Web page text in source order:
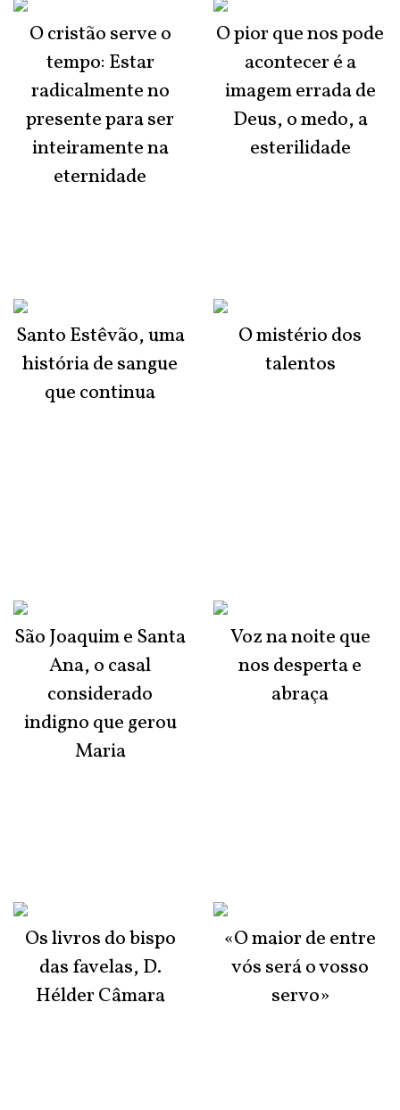
O cristão serve o
tempo: Estar
radicalmente no
presente para ser
inteiramente na
eternidade
Santo Estêvão, uma
história de sangue
que continua
São Joaquim e Santa
Ana, o casal
considerado
indigno que gerou
Maria
Os livros do bispo
das favelas, D.
Hélder Câmara
O pior que nos pode
acontecer é a
imagem errada de
Deus, o medo, a
esterilidade
O mistério dos
talentos
Voz na noite que
nos desperta e
abraça
«O maior de entre
vós será o vosso
servo»